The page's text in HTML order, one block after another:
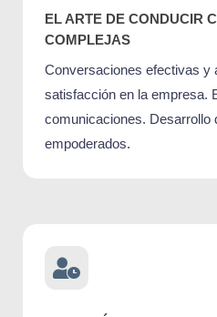
EL ARTE DE CONDUCIR
COMPLEJAS
Conversaciones efectivas y
satisfacción en la empresa.
comunicaciones. Desarrollo
empoderados.